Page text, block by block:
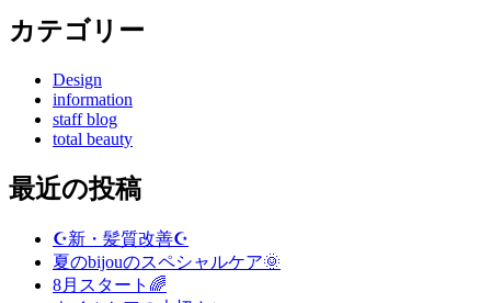
カテゴリー
Design
information
staff blog
total beauty
最近の投稿
☪️新・髪質改善☪️
夏のbijouのスペシャルケア🌞
8月スタート🌈